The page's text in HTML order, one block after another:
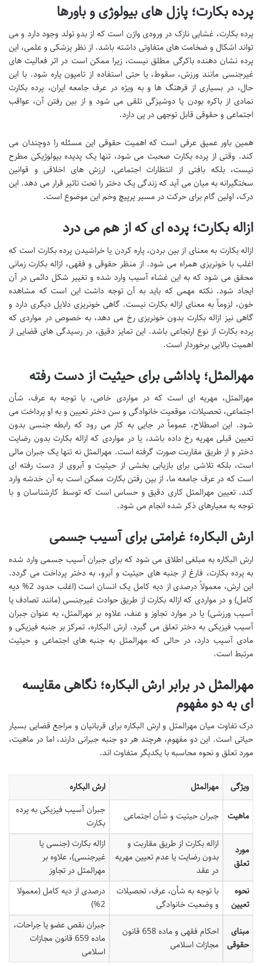
پرده بکارت؛ پازل های بیولوژی و باورها
پرده بکارت، غشایی نازک در ورودی واژن است که از بدو تولد وجود دارد و می
تواند اشکال و ضخامت های متفاوتی داشته باشد. از نظر پزشکی و علمی، این
پرده نشان دهنده باکرگی مطلق نیست، زیرا ممکن است در اثر فعالیت های
غیرجنسی مانند ورزش، سقوط، یا حتی استفاده از تامپون پاره شود. با این
حال، در بسیاری از فرهنگ ها و به ویژه در عرف جامعه ایران، پرده بکارت
نمادی از باکره بودن یا دوشیزگی تلقی می شود و از بین رفتن آن، عواقب
اجتماعی و حقوقی قابل توجهی در پی دارد.
همین باور عمیق عرفی است که اهمیت حقوقی این مسئله را دوچندان می
کند. وقتی از پرده بکارت صحبت می شود، تنها یک پدیده بیولوژیکی مطرح
نیست، بلکه بافتی از انتظارات اجتماعی، ارزش های اخلاقی و قوانین
سختگیرانه به میان می آید که زندگی یک دختر را تحت تاثیر قرار می دهد. این
درک، اولین گام برای حرکت در مسیر پرپیچ وخم این موضوع است.
ازاله بکارت؛ پرده ای که از هم می درد
ازاله بکارت به معنای از بین بردن، پاره کردن یا خراشیدن پرده بکارت است که
اغلب با خونریزی همراه می شود. از منظر حقوقی و فقهی، ازاله بکارت زمانی
محقق می شود که به این غشاء آسیب وارد شده و تغییر شکل دائمی در آن
ایجاد شود. نکته مهمی که باید به آن توجه داشت این است که مشاهده
خون، لزوماً به معنای ازاله بکارت نیست. گاهی خونریزی دلایل دیگری دارد و
گاهی نیز ازاله بکارت بدون خونریزی رخ می دهد، به خصوص در مواردی که
پرده بکارت از نوع ارتجاعی باشد. این تمایز دقیق، در رسیدگی های قضایی از
اهمیت بالایی برخوردار است.
مهرالمثل؛ پاداشی برای حیثیت از دست رفته
مهرالمثل، مهریه ای است که در مواردی خاص، با توجه به عرف، شأن
اجتماعی، تحصیلات، موقعیت خانوادگی و سن دختر تعیین و به او پرداخت می
شود. این اصطلاح، عموماً در جایی به کار می رود که رابطه جنسی بدون
تعیین قبلی مهریه رخ داده باشد، یا در مواردی که ازاله بکارت بدون رضایت
دختر و از طریق مقاربت صورت گرفته است. مهرالمثل نه تنها یک جبران مالی
است، بلکه تلاشی برای بازیابی بخشی از حیثیت و آبروی از دست رفته ای
است که در عرف جامعه ما، از بین رفتن بکارت ممکن است به آن خدشه وارد
کند. تعیین مهرالمثل کاری دقیق و حساس است که توسط کارشناسان و با
توجه به معیارهای ذکر شده انجام می شود.
ارش البکاره؛ غرامتی برای آسیب جسمی
ارش البکاره به مبلغی اطلاق می شود که برای جبران آسیب جسمی وارد شده
به پرده بکارت، فارغ از جنبه های حیثیت و آبرو، به دختر پرداخت می گردد.
این ارش، معمولاً درصدی از دیه کامل یک انسان است (اغلب حدود 2% دیه
کامل) و در مواردی که ازاله بکارت از طریق حوادث غیرجنسی (مانند تصادف یا
آسیب ورزشی) یا در موارد تجاوز و عنف، علاوه بر مهرالمثل، به عنوان جبران
آسیب فیزیکی به دختر تعلق می گیرد. ارش البکاره، تمرکز بر جنبه فیزیکی و
مادی آسیب دارد، در حالی که مهرالمثل به جنبه های اجتماعی و حیثیت
مرتبط است.
مهرالمثل در برابر ارش البکاره؛ نگاهی مقایسه
ای به دو مفهوم
درک تفاوت میان مهرالمثل و ارش البکاره برای قربانیان و مراجع قضایی بسیار
حیاتی است. این دو مفهوم، هرچند هر دو جنبه جبرانی دارند، اما در ماهیت،
مورد تعلق و نحوه محاسبه با یکدیگر متفاوت اند.
ویژگی مهرالمثل ارش البکاره
ماهیت جبران حیثیت و شأن اجتماعی
جبران آسیب فیزیکی به پرده
بکارت
مورد
تعلق
ازاله بکارت از طریق مقاربت و
بدون رضایت یا عدم تعیین مهریه
در عقد
ازاله بکارت (جنسی یا
غیرجنسی)، علاوه بر
مهرالمثل در تجاوز
نحوه
تعیین
با توجه به شأن، عرف، تحصیلات
و وضعیت خانوادگی
درصدی از دیه کامل (معمولا
2%)
مبنای
حقوقی
احکام فقهی و ماده 658 قانون
مجازات اسلامی
جبران نقص عضو یا جراحات،
ماده 659 قانون مجازات
اسلامی